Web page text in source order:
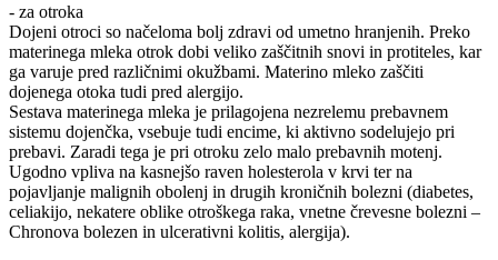
- za otroka
Dojeni otroci so načeloma bolj zdravi od umetno hranjenih. Preko
materinega mleka otrok dobi veliko zaščitnih snovi in protiteles, kar
ga varuje pred različnimi okužbami. Materino mleko zaščiti
dojenega otoka tudi pred alergijo.
Sestava materinega mleka je prilagojena nezrelemu prebavnem
sistemu dojenčka, vsebuje tudi encime, ki aktivno sodelujejo pri
prebavi. Zaradi tega je pri otroku zelo malo prebavnih motenj.
Ugodno vpliva na kasnejšo raven holesterola v krvi ter na
pojavljanje malignih obolenj in drugih kroničnih bolezni (diabetes,
celiakijo, nekatere oblike otroškega raka, vnetne črevesne bolezni –
Chronova bolezen in ulcerativni kolitis, alergija).